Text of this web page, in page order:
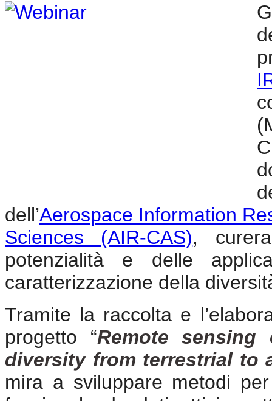
dell’Aerospace Information
Sciences (AIR-CAS),
potenzialità e delle
caratterizzazione della
Tramite la raccolta e
progetto “Remote
diversity from terrestrial to
mira a sviluppare metodi